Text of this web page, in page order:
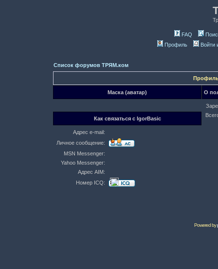
FAQ
Профиль
Войти
Список форумов ТРЯМ.ком
Профиль
Маска (аватар) О
Как связаться с IgorBasic
Адрес e-mail:
Личное сообщение:
MSN Messenger:
Yahoo Messenger:
Адрес AIM:
Номер ICQ:
Powered by